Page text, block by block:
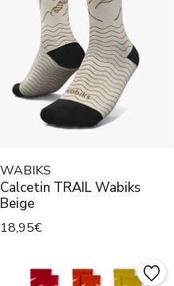
WABIKS
Calcetin TRAIL Wabiks
Beige
18,95€